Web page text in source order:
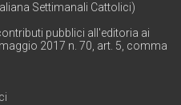
Settimanali Cattolici)
pubblici all'editoria ai
2017 n. 70, art. 5, comma